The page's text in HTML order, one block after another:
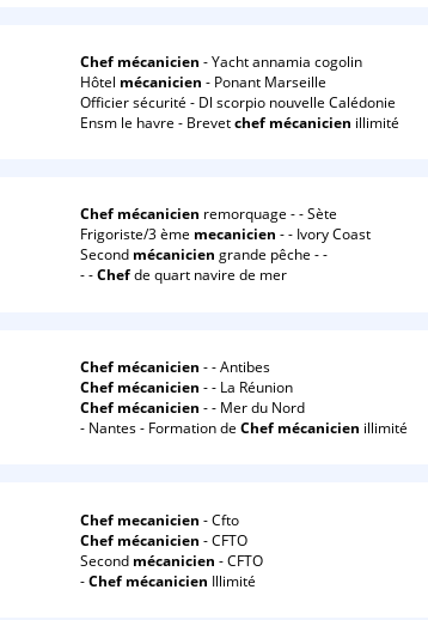
Chef mécanicien - Yacht annamia cogolin
Hôtel mécanicien - Ponant Marseille
Officier sécurité - Dl scorpio nouvelle Calédonie
Ensm le havre - Brevetchef mécanicien illimité
Chef mécanicien remorquage - - Sète
Frigoriste/3 ème mecanicien - - Ivory Coast
Second mécanicien grande pêche - -
- -Chefde quart navire de mer
Chef mécanicien - - Antibes
Chef mécanicien - - La Réunion
Chef mécanicien - - Mer du Nord
- Nantes - Formation deChef mécanicien illimité
Chef mecanicien - Cfto
Chef mécanicien - CFTO
Second mécanicien - CFTO
-Chef mécanicien Illimité